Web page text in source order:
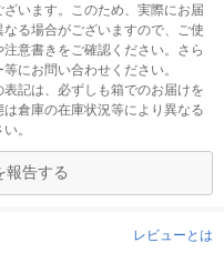
います。このため、実際にお届
る場合がございますので、ご使
意書きをご確認ください。さら
にお問い合わせください。
記は、必ずしも箱でのお届けを
倉庫の在庫状況等により異なる
。
報告する
レビューとは